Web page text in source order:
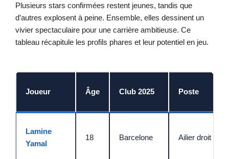
Plusieurs stars confirmées restent jeunes, tandis que
d’autres explosent à peine. Ensemble, elles dessinent un
vivier spectaculaire pour une carrière ambitieuse. Ce
tableau récapitule les profils phares et leur potentiel en jeu.
Joueur Âge Club 2025 Poste
Lamine
Yamal
18 Barcelone Ailier droit